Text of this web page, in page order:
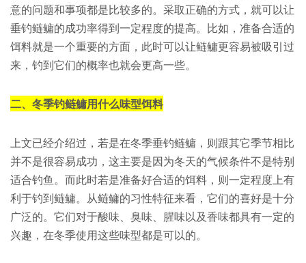
意的问题和事项都是比较多的。采取正确的方式，就可以让
垂钓鲢鳙的成功率得到一定程度的提高。比如，准备合适的
饵料就是一个重要的方面，此时可以让鲢鳙更容易被吸引过
来，钓到它们的概率也就会更高一些。
二、冬季钓鲢鳙用什么味型饵料
上文已经介绍过，若是在冬季垂钓鲢鳙，则跟其它季节相比
并不是很容易成功，这主要是因为冬天的气候条件不是特别
适合钓鱼。而此时若是准备好合适的饵料，则一定程度上有
利于钓到鲢鳙。从鲢鳙的习性特征来看，它们的喜好是十分
广泛的。它们对于酸味、臭味、腥味以及香味都具有一定的
兴趣，在冬季使用这些味型都是可以的。